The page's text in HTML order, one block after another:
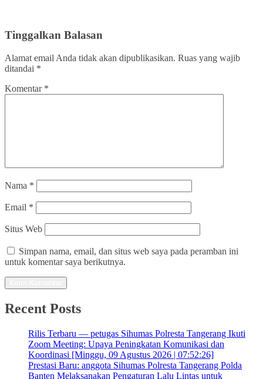
Tinggalkan Balasan
Alamat email Anda tidak akan dipublikasikan. Ruas yang wajib
ditandai *
Komentar *
Nama *
Email *
Situs Web
Simpan nama, email, dan situs web saya pada peramban ini
untuk komentar saya berikutnya.
Recent Posts
Rilis Terbaru — petugas Sihumas Polresta Tangerang Ikuti
Zoom Meeting: Upaya Peningkatan Komunikasi dan
Koordinasi [Minggu, 09 Agustus 2026 | 07:52:26]
Prestasi Baru: anggota Sihumas Polresta Tangerang Polda
Banten Melaksanakan Pengaturan Lalu Lintas untuk